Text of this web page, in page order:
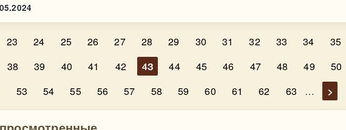
23 24 25 26 27 28 29 30 31 32 33 34
35
38 39 40 41 42 43 44 45 46 47 48 49
50
53 54 55 56 57 58 59 60 61 62 63 … >